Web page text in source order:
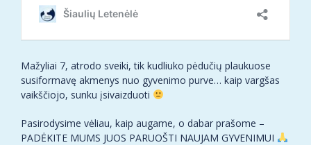
Mažyliai 7, atrodo sveiki, tik kudliuko pėdučių plaukuose
susiformavę akmenys nuo gyvenimo purve… kaip vargšas
vaikščiojo, sunku įsivaizduoti
Pasirodysime vėliau, kaip augame, o dabar prašome –
PADĖKITE MUMS JUOS PARUOŠTI NAUJAM GYVENIMUI